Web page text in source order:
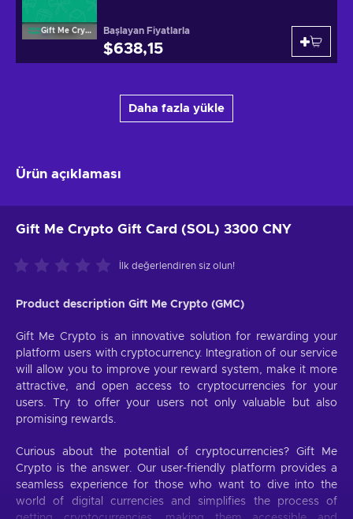
Gift Me Crypto Başlayan Fiyatlarla
$638,15
Daha fazla yükle
Ürün açıklaması
Gift Me Crypto Gift Card (SOL) 3300 CNY
İlk değerlendiren siz olun!
Product description Gift Me Crypto (GMC)
Gift Me Crypto is an innovative solution for rewarding your
platform users with cryptocurrency. Integration of our service
will allow you to improve your reward system, make it more
attractive, and open access to cryptocurrencies for your
users. Try to offer your users not only valuable but also
promising rewards.
Curious about the potential of cryptocurrencies? Gift Me
Crypto is the answer. Our user-friendly platform provides a
seamless experience for those who want to dive into the
world of digital currencies and simplifies the process of